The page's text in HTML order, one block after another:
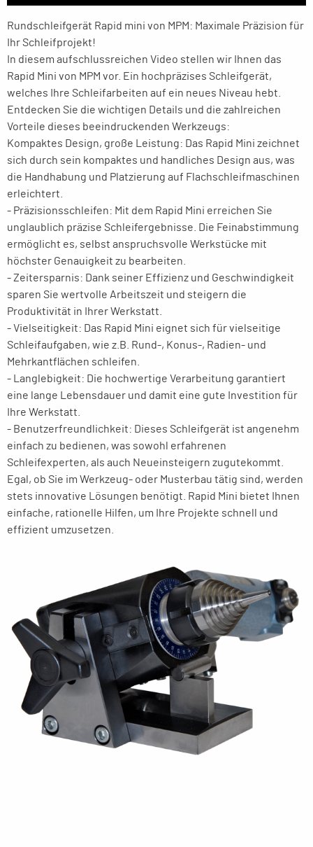
Rundschleifgerät Rapid mini von MPM: Maximale Präzision für
Ihr Schleifprojekt!
In diesem aufschlussreichen Video stellen wir Ihnen das
Rapid Mini von MPM vor. Ein hochpräzises Schleifgerät,
welches Ihre Schleifarbeiten auf ein neues Niveau hebt.
Entdecken Sie die wichtigen Details und die zahlreichen
Vorteile dieses beeindruckenden Werkzeugs:
Kompaktes Design, große Leistung: Das Rapid Mini zeichnet
sich durch sein kompaktes und handliches Design aus, was
die Handhabung und Platzierung auf Flachschleifmaschinen
erleichtert.
- Präzisionsschleifen: Mit dem Rapid Mini erreichen Sie
unglaublich präzise Schleifergebnisse. Die Feinabstimmung
ermöglicht es, selbst anspruchsvolle Werkstücke mit
höchster Genauigkeit zu bearbeiten.
- Zeitersparnis: Dank seiner Effizienz und Geschwindigkeit
sparen Sie wertvolle Arbeitszeit und steigern die
Produktivität in Ihrer Werkstatt.
- Vielseitigkeit: Das Rapid Mini eignet sich für vielseitige
Schleifaufgaben, wie z.B. Rund-, Konus-, Radien- und
Mehrkantflächen schleifen.
- Langlebigkeit: Die hochwertige Verarbeitung garantiert
eine lange Lebensdauer und damit eine gute Investition für
Ihre Werkstatt.
- Benutzerfreundlichkeit: Dieses Schleifgerät ist angenehm
einfach zu bedienen, was sowohl erfahrenen
Schleifexperten, als auch Neueinsteigern zugutekommt.
Egal, ob Sie im Werkzeug- oder Musterbau tätig sind, werden
stets innovative Lösungen benötigt. Rapid Mini bietet Ihnen
einfache, rationelle Hilfen, um Ihre Projekte schnell und
effizient umzusetzen.